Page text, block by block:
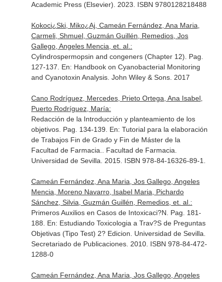
Academic Press (Elsevier). 2023. ISBN 9780128218488
Kokoci¿Ski, Miko¿Aj, Cameán Fernández, Ana Maria,
Carmeli, Shmuel, Guzmán Guillén, Remedios, Jos
Gallego, Angeles Mencia, et. al.:
Cylindrospermopsin and congeners (Chapter 12). Pag.
127-137. En: Handbook on Cyanobacterial Monitoring
and Cyanotoxin Analysis. John Wiley & Sons. 2017
Cano Rodríguez, Mercedes, Prieto Ortega, Ana Isabel,
Puerto Rodríguez, María:
Redacción de la Introducción y planteamiento de los
objetivos. Pag. 134-139. En: Tutorial para la elaboración
de Trabajos Fin de Grado y Fin de Máster de la
Facultad de Farmacia.
. Facultad de Farmacia.
Universidad de Sevilla. 2015. ISBN 978-84-16326-89-1.
Cameán Fernández, Ana Maria, Jos Gallego, Angeles
Mencia, Moreno Navarro, Isabel Maria, Pichardo
Sánchez, Silvia, Guzmán Guillén, Remedios, et. al.:
Primeros Auxilios en Casos de Intoxicaci?N. Pag. 181-
188. En: Estudiando Toxicologia a Trav?S de Preguntas
Objetivas (Tipo Test) 2? Edicion . Universidad de Sevilla.
Secretariado de Publicaciones. 2010. ISBN 978-84-472-
1288-0
Cameán Fernández, Ana Maria, Jos Gallego, Angeles